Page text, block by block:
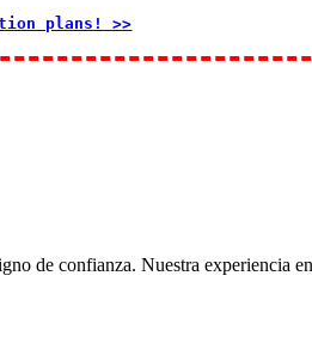
plans! >>
de confianza. Nuestra experiencia